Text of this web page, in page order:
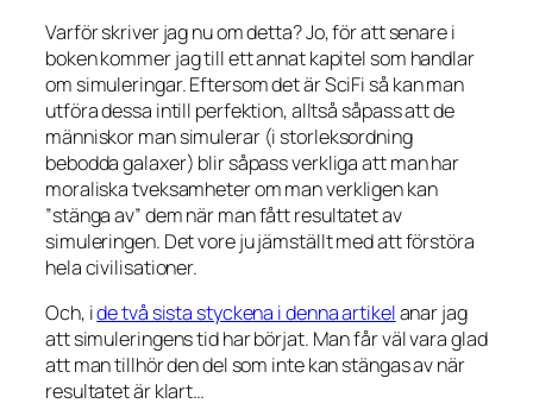
Varför skriver jag nu om detta? Jo, för att senare i
boken kommer jag till ett annat kapitel som handlar
om simuleringar. Eftersom det är SciFi så kan man
utföra dessa intill perfektion, alltså såpass att de
människor man simulerar (i storleksordning
bebodda galaxer) blir såpass verkliga att man har
moraliska tveksamheter om man verkligen kan
”stänga av” dem när man fått resultatet av
simuleringen. Det vore ju jämställt med att förstöra
hela civilisationer.
Och, ide två sista styckena i denna artikelanar jag
att simuleringens tid har börjat. Man får väl vara glad
att man tillhör den del som inte kan stängas av när
resultatet är klart…